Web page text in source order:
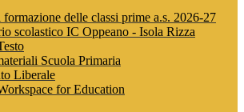
delle classi prime a.s. 2026-27
scolastico IC Oppeano - Isola Rizza
Scuola Primaria
Liberale
for Education